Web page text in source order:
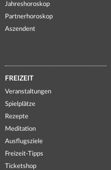
Jahreshoroskop
Partnerhoroskop
Aszendent
FREIZEIT
Veranstaltungen
Spielplätze
Rezepte
Meditation
Ausflugsziele
Freizeit-Tipps
Ticketshop